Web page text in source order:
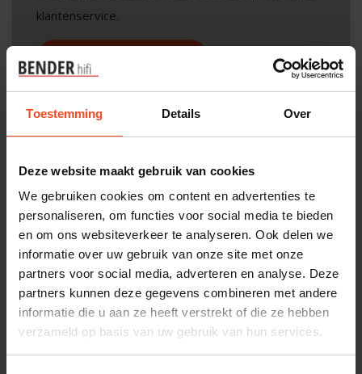
Toestemming Details Over
Deze website maakt gebruik van cookies
We gebruiken cookies om content en advertenties te
personaliseren, om functies voor social media te bieden
en om ons websiteverkeer te analyseren. Ook delen we
informatie over uw gebruik van onze site met onze
partners voor social media, adverteren en analyse. Deze
partners kunnen deze gegevens combineren met andere
informatie die u aan ze heeft verstrekt of die ze hebben
verzameld op basis van uw gebruik van hun services.
klantenservice.
Interesse in product
Productomschrijving
Reviews
Specificaties
Gerelateerde producten
DRIADE